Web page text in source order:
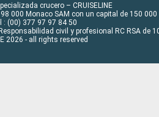
crucero – CRUISELINE
000 Monaco SAM con un capital de 150 000
: (00) 377 97 97 84 50
civil y profesional RC RSA de
2026 - all rights reserved